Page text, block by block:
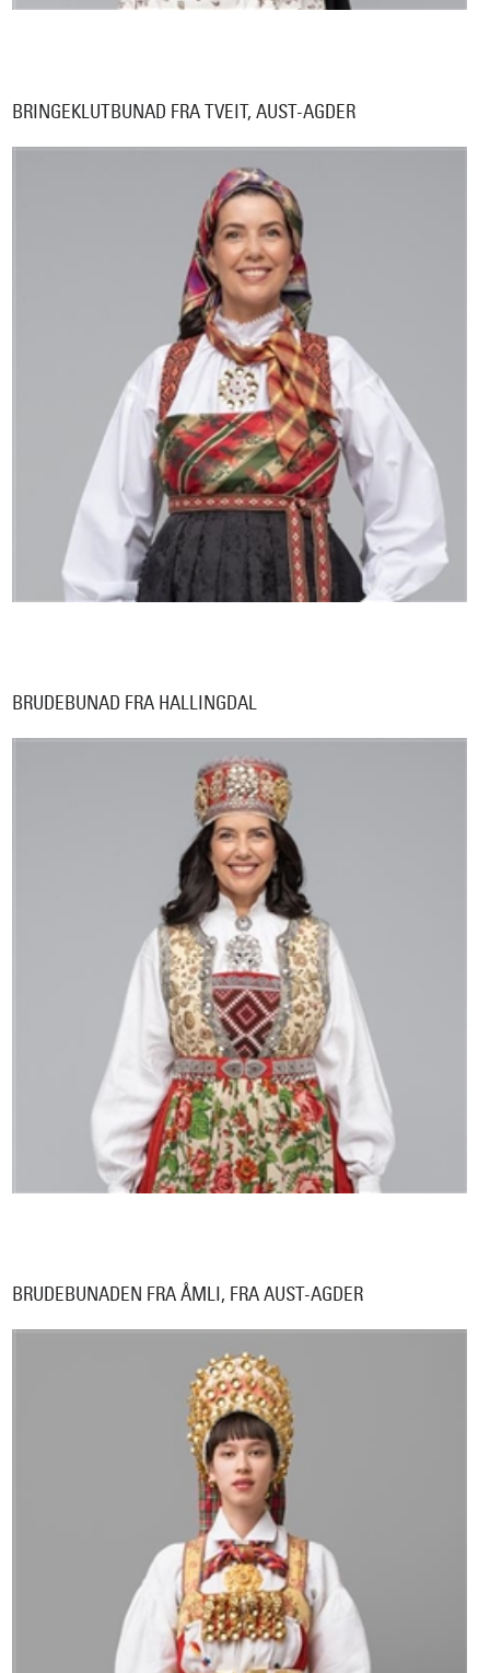
BRINGEKLUTBUNAD FRA TVEIT, AUST-AGDER
BRUDEBUNAD FRA HALLINGDAL
BRUDEBUNADEN FRA ÅMLI, FRA AUST-AGDER